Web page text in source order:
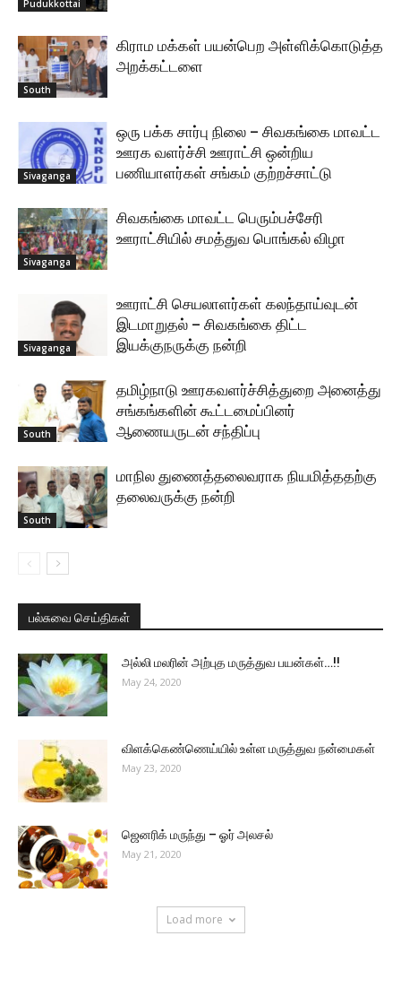
Pudukkottai
South
கிராம மக்கள் பயன்பெற அள்ளிக்கொடுத்த
அறக்கட்டளை
Sivaganga
ஒரு பக்க சார்பு நிலை – சிவகங்கை மாவட்ட
ஊரக வளர்ச்சி ஊராட்சி ஒன்றிய
பணியாளர்கள் சங்கம் குற்றச்சாட்டு
Sivaganga
சிவகங்கை மாவட்ட பெரும்பச்சேரி
ஊராட்சியில் சமத்துவ பொங்கல் விழா
Sivaganga
ஊராட்சி செயலாளர்கள் கலந்தாய்வுடன்
இடமாறுதல் – சிவகங்கை திட்ட
இயக்குநருக்கு நன்றி
South
தமிழ்நாடு ஊரகவளர்ச்சித்துறை அனைத்து
சங்கங்களின் கூட்டமைப்பினர்
ஆணையருடன் சந்திப்பு
South
மாநில துணைத்தலைவராக நியமித்ததற்கு
தலைவருக்கு நன்றி
பல்சுவை செய்திகள்
அல்லி மலரின் அற்புத மருத்துவ பயன்கள்…!!
May 24, 2020
விளக்கெண்ணெய்யில் உள்ள மருத்துவ நன்மைகள்
May 23, 2020
ஜெனரிக் மருந்து – ஓர் அலசல்
May 21, 2020
Load more